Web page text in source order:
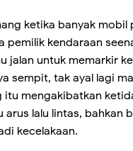
ketika banyak mobil
pemilik kendaraan
jalan untuk memarkir
sempit, tak ayal lagi
itu mengakibatkan
arus lalu lintas, bahkan
kecelakaan.